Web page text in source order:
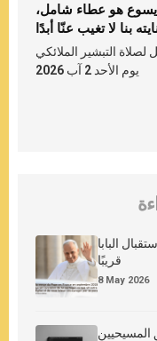
هو عطاء شامل،
بنا لا تغيب عنّا أبدًا
لصلاة التبشير الملائكي
يوم الأحد 2 آب 2026
البابا
قريبًا
8 May 2026
المسيحيين